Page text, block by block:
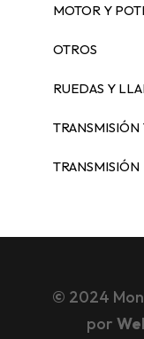
MOTOR Y
OTROS
RUEDAS Y
TRANSMISIÓN
TRANSMISIÓN
© 2024
por